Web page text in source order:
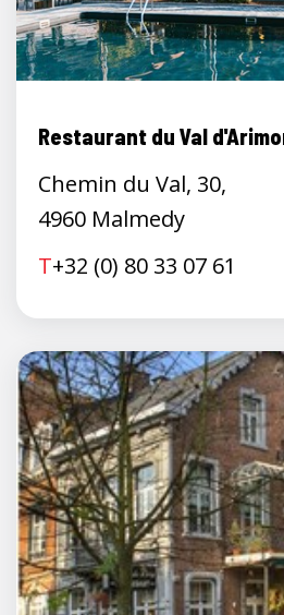
Restaurant du Val
Chemin du Val, 30,
4960 Malmedy
T+32 (0) 80 33 07 61